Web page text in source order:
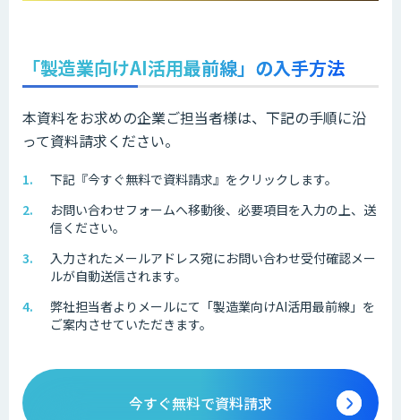
「製造業向けAI活用最前線」の入手方法
本資料をお求めの企業ご担当者様は、下記の手順に沿
って資料請求ください。
下記『今すぐ無料で資料請求』をクリックします。
お問い合わせフォームへ移動後、必要項目を入力の上、送
信ください。
入力されたメールアドレス宛にお問い合わせ受付確認メー
ルが自動送信されます。
弊社担当者よりメールにて「製造業向けAI活用最前線」を
ご案内させていただきます。
今すぐ無料で資料請求